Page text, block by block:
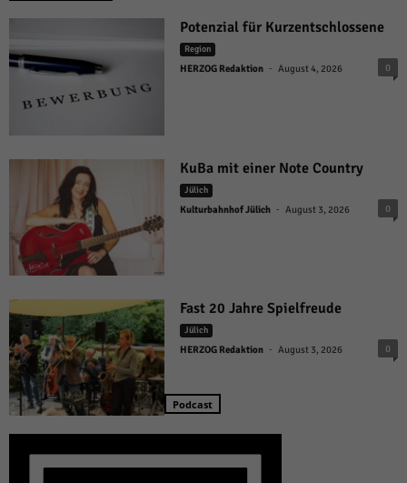
Potenzial für Kurzentschlossene
Region
HERZOG Redaktion - August 4, 2026 0
KuBa mit einer Note Country
Jülich
Kulturbahnhof Jülich - August 3, 2026 0
Fast 20 Jahre Spielfreude
Jülich
HERZOG Redaktion - August 3, 2026 0
Podcast